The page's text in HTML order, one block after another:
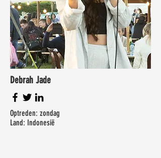
Debrah Jade
Optreden: zondag
Land: Indonesië